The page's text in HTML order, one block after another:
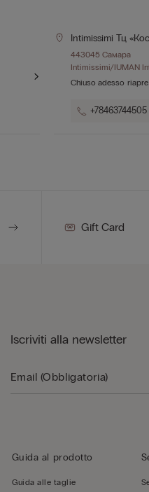
Intimissimi Тц
443045 Самара
Intimissimi/IUMAN
Chiuso adesso
+78463744505
Gift Card
Iscriviti alla newsletter
Guida al prodotto
Guida alle taglie